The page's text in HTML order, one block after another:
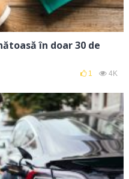
în doar 30 de
1 4K